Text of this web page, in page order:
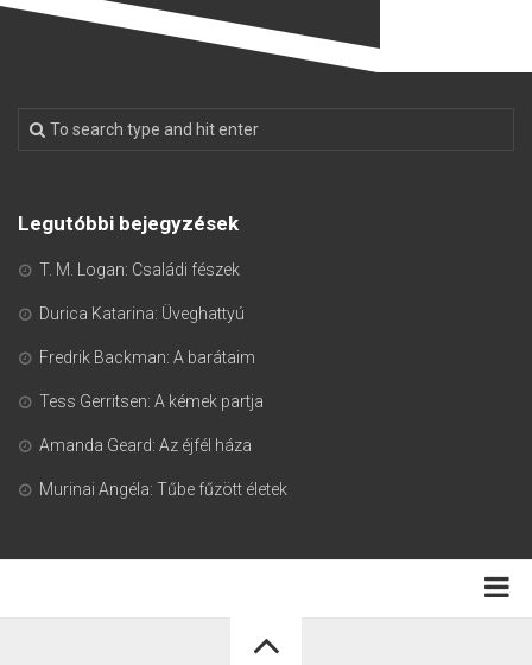
Legutóbbi bejegyzések
T. M. Logan: Családi fészek
Durica Katarina: Üveghattyú
Fredrik Backman: A barátaim
Tess Gerritsen: A kémek partja
Amanda Geard: Az éjfél háza
Murinai Angéla: Tűbe fűzött életek